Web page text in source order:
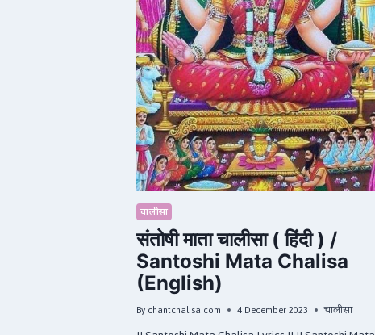
चालीसा
संतोषी माता चालीसा ( हिंदी ) /
Santoshi Mata Chalisa
(English)
Bychantchalisa.com 4 December 2023 चालीसा